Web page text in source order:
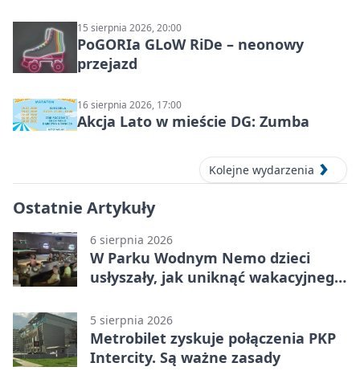
15 sierpnia 2026, 20:00
PoGORIa GLoW RiDe – neonowy
przejazd
16 sierpnia 2026, 17:00
Akcja Lato w mieście DG: Zumba
Kolejne wydarzenia
Ostatnie Artykuły
6 sierpnia 2026
W Parku Wodnym Nemo dzieci
usłyszały, jak uniknąć wakacyjnego
5 sierpnia 2026
Metrobilet zyskuje połączenia PKP
Intercity. Są ważne zasady